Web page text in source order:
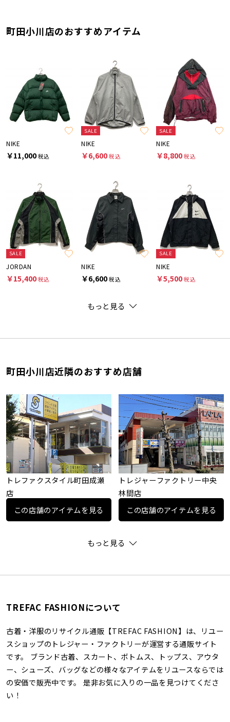
町田小川店のおすすめアイテム
NIKE
￥11,000税込
SALE
NIKE
￥6,600税込
SALE
NIKE
￥8,800税込
SALE
JORDAN
￥15,400税込
NIKE
￥6,600税込
SALE
NIKE
￥5,500税込
もっと見る
町田小川店近隣のおすすめ店舗
トレファクスタイル町田成瀬
店
この店舗のアイテムを見る
トレジャーファクトリー中央
林間店
この店舗のアイテムを見る
もっと見る
TREFAC FASHIONについて
古着・洋服のリサイクル通販【TREFAC FASHION】は、リユー
スショップのトレジャー・ファクトリーが運営する通販サイト
です。 ブランド古着、スカート、ボトムス、トップス、アウタ
ー、シューズ、バッグなどの様々なアイテムをリユースならでは
の安価で販売中です。 是非お気に入りの一品を見つけてくださ
い！